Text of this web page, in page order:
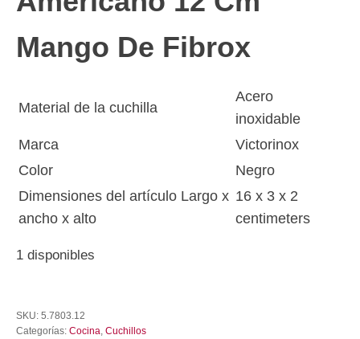
Mango De Fibrox
Material de la cuchilla
Acero
inoxidable
Marca
Victorinox
Color
Negro
Dimensiones del artículo Largo x
ancho x alto
16 x 3 x 2
centimeters
1 disponibles
SKU: 5.7803.12
Categorías: Cocina Cuchillos